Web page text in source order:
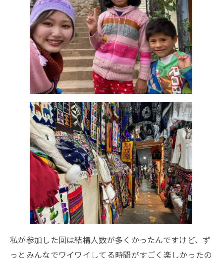
私が参加した回は結構人数が多くかったんですけど、ず
っとみんなでワイワイしてる時間がすごく楽しかったの